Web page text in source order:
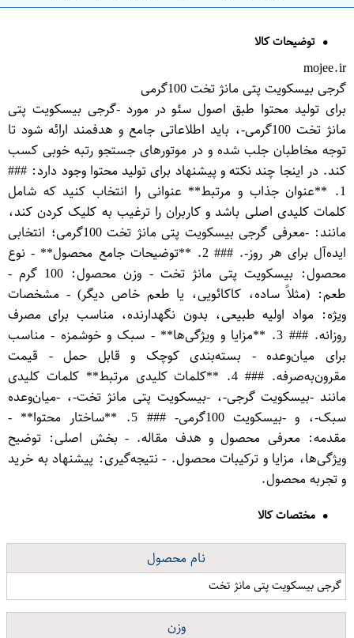
توضیحات کالا
mojee.ir
گرجی بیسکویت پتی مانژ تخت 100گرمی
برای تولید محتوا طبق اصول سئو در مورد -گرجی بیسکویت پتی
مانژ تخت 100گرمی-، باید اطلاعاتی جامع و هدفمند ارائه شود تا
توجه مخاطبان جلب شده و در موتورهای جستجو رتبه خوبی کسب
کند. در اینجا چند نکته و پیشنهاد برای تولید محتوا وجود دارد: ###
1. **عنوان جذاب و مرتبط** عنوانی را انتخاب کنید که شامل
کلمات کلیدی اصلی باشد و کاربران را ترغیب به کلیک کردن کند،
مانند: -معرفی گرجی بیسکویت پتی مانژ تخت 100گرمی؛ انتخابی
ایده‌آل برای هر روز-. ### 2. **توضیحات جامع محصول** - نوع
محصول: بیسکویت پتی مانژ تخت - وزن محصول: 100 گرم -
طعم: (مثلاً ساده، کاکائویی، یا طعم خاص دیگر) - مشخصات
ویژه: مواد اولیه طبیعی، بدون نگهدارنده، مناسب برای مصرف
روزانه. ### 3. **مزایا و ویژگی‌ها** - سبک و خوشمزه - مناسب
برای میان‌وعده - بسته‌بندی کوچک و قابل حمل - قیمت
مقرون‌به‌صرفه. ### 4. **کلمات کلیدی مرتبط** کلمات کلیدی
مانند -بیسکویت گرجی-، -بیسکویت پتی مانژ تخت-، -میان‌وعده
سبک-، و -بیسکویت 100گرمی- ### 5. **ساختار محتوا** -
مقدمه: معرفی محصول و هدف مقاله. - بخش اصلی: توضیح
ویژگی‌ها، مزایا و ترکیبات محصول. - نتیجه‌گیری: پیشنهاد به خرید
و تجربه محصول.
مختصات کالا
نام محصول
گرجی بیسکویت پتی مانژ تخت
وزن